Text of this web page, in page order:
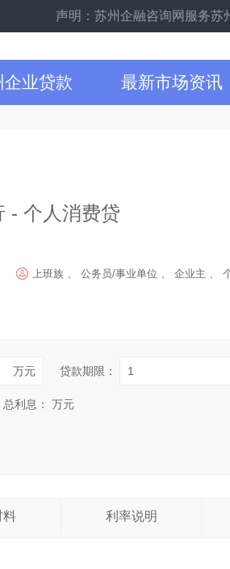
声明：苏州企融咨询网服务苏州
企业贷款 最新市场资讯
- 个人消费贷
上班族 、 公务员/事业单位 、 企业主 、
万元 贷款期限：
总利息： 万元
料 利率说明